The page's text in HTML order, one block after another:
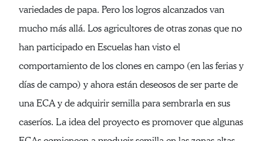
variedades de papa. Pero los logros alcanzados van
mucho más allá. Los agricultores de otras zonas que no
han participado en Escuelas han visto el
comportamiento de los clones en campo (en las ferias y
días de campo) y ahora están deseosos de ser parte de
una ECA y de adquirir semilla para sembrarla en sus
caseríos. La idea del proyecto es promover que algunas